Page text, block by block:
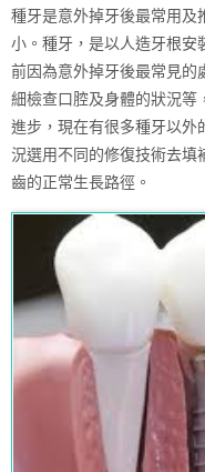
種牙是意外掉牙後最常用及
小。種牙，是以人造牙根安
前因為意外掉牙後最常見的
細檢查口腔及身體的狀況等
進步，現在有很多種牙以外
況選用不同的修復技術去填
齒的正常生長路徑。